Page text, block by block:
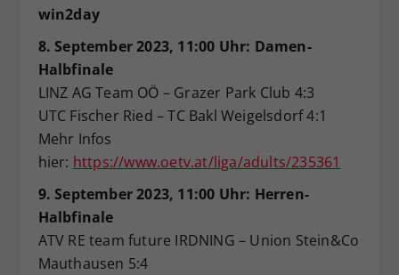
win2day
8. September 2023, 11:00 Uhr: Damen-
Halbfinale
LINZ AG Team OÖ – Grazer Park Club 4:3
UTC Fischer Ried – TC Bakl Weigelsdorf 4:1
Mehr Infos
hier: https://www.oetv.at/liga/adults/235361
9. September 2023, 11:00 Uhr: Herren-
Halbfinale
ATV RE team future IRDNING – Union Stein&Co
Mauthausen 5:4